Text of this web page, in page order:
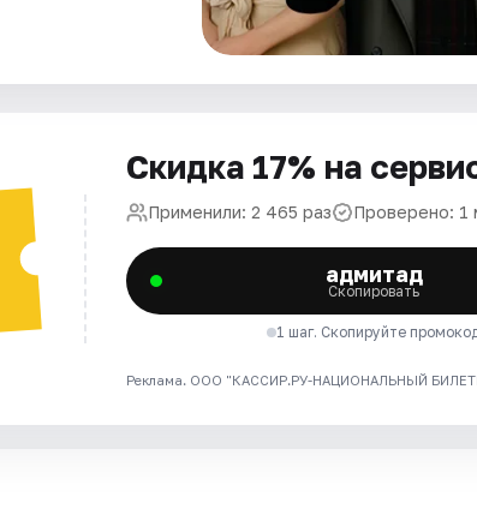
Скидка 17% на
Применили: 2 465 раз Проверено: 1
адмитад
Скопировать
1 шаг. Скопируйте
Реклама. ООО "КАССИР.РУ-НАЦИОНАЛЬНЫЙ